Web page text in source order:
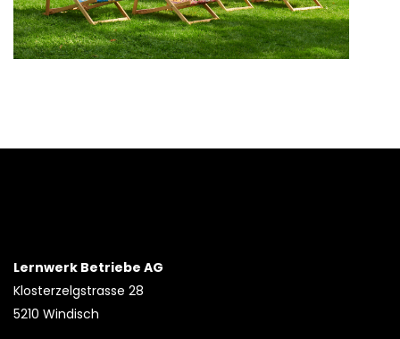
Lernwerk Betriebe AG
Klosterzelgstrasse 28
5210 Windisch